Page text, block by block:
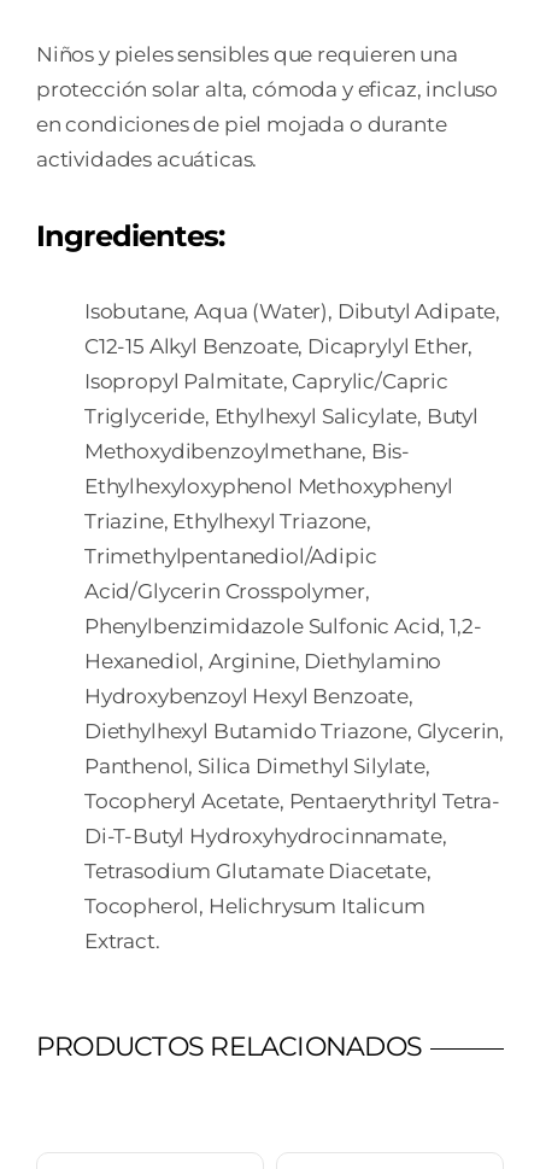
Niños y pieles sensibles que requieren una
protección solar alta, cómoda y eficaz, incluso
en condiciones de piel mojada o durante
actividades acuáticas.
Ingredientes:
Isobutane, Aqua (Water), Dibutyl Adipate,
C12-15 Alkyl Benzoate, Dicaprylyl Ether,
Isopropyl Palmitate, Caprylic/Capric
Triglyceride, Ethylhexyl Salicylate, Butyl
Methoxydibenzoylmethane, Bis-
Ethylhexyloxyphenol Methoxyphenyl
Triazine, Ethylhexyl Triazone,
Trimethylpentanediol/Adipic
Acid/Glycerin Crosspolymer,
Phenylbenzimidazole Sulfonic Acid, 1,2-
Hexanediol, Arginine, Diethylamino
Hydroxybenzoyl Hexyl Benzoate,
Diethylhexyl Butamido Triazone, Glycerin,
Panthenol, Silica Dimethyl Silylate,
Tocopheryl Acetate, Pentaerythrityl Tetra-
Di-T-Butyl Hydroxyhydrocinnamate,
Tetrasodium Glutamate Diacetate,
Tocopherol, Helichrysum Italicum
Extract.
PRODUCTOS RELACIONADOS